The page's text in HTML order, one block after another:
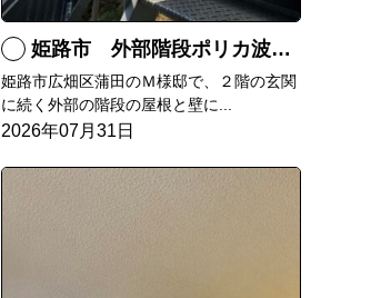
姫路市 外部階段ポリカ波板張替工事
姫路市広畑区蒲田のＭ様邸で、２階の玄関
に続く外部の階段の屋根と壁に...
2026年07月31日